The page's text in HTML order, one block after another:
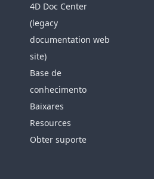
4D Doc Center
(legacy
documentation web
site)
Base de
conhecimento
Baixares
Resources
Obter suporte